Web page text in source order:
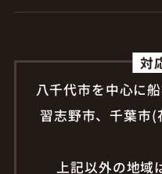
対
八千代市を中心に
習志野市、千葉市
上記以外の地域